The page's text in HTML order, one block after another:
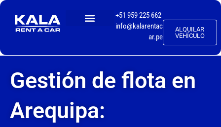
+51 959 225 662
info@kalarentac
ar.pe
ALQUILAR
VEHÍCULO
Gestión de flota en
Arequipa: